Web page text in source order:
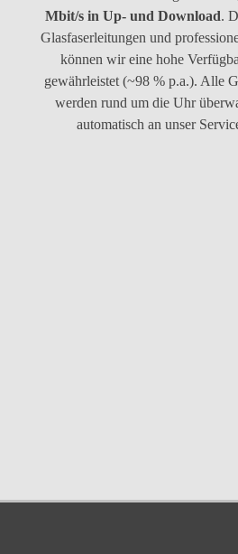
Mbit/s in Up- und Download.
Glasfaserleitungen und
können wir eine hohe
gewährleistet (~98 % p.a.). Alle
werden rund um die Uhr
automatisch an unser